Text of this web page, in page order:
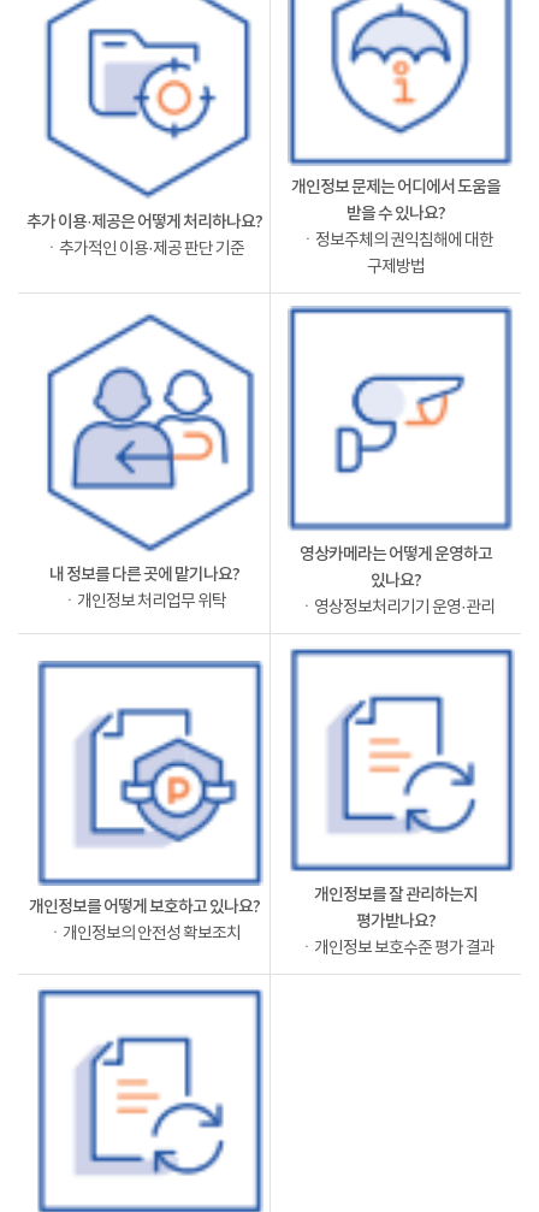
추가 이용·제공은 어떻게 처리하나요?
ㆍ추가적인 이용·제공 판단 기준
개인정보 문제는 어디에서 도움을
받을 수 있나요?
ㆍ정보주체의 권익침해에 대한
구제방법
내 정보를 다른 곳에 맡기나요?
ㆍ개인정보 처리업무 위탁
영상카메라는 어떻게 운영하고
있나요?
ㆍ영상정보처리기기 운영·관리
개인정보를 어떻게 보호하고 있나요?
ㆍ개인정보의 안전성 확보조치
개인정보를 잘 관리하는지
평가받나요?
ㆍ개인정보 보호수준 평가 결과